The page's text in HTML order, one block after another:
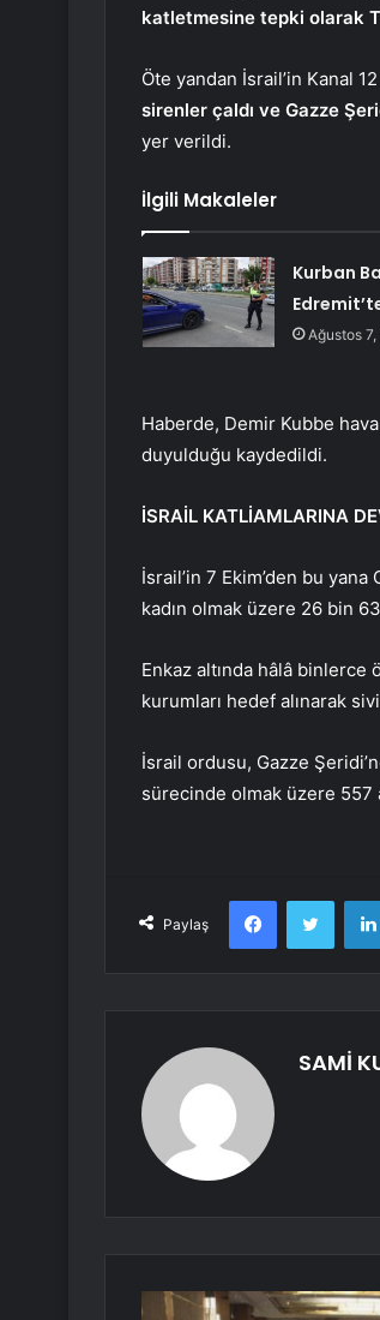
katletmesine tepki olarak
Öte yandan İsrail’in Kanal
sirenler çaldı ve Gazze
yer verildi.
İlgili Makaleler
Kurban
Ağustos
Haberde, Demir Kubbe
duyulduğu kaydedildi.
İSRAİL KATLİAMLARINA
İsrail’in 7 Ekim’den bu
kadın olmak üzere 26 bin
Enkaz altında hâlâ binlerce
kurumları hedef alınarak
İsrail ordusu, Gazze
sürecinde olmak üzere 557
Paylaş
Facebook
SAMİ